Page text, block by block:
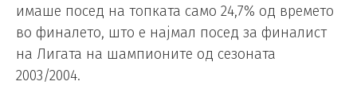
имаше посед на топката само 24,7% од времето
во финалето, што е најмал посед за финалист
на Лигата на шампионите од сезоната
2003/2004.